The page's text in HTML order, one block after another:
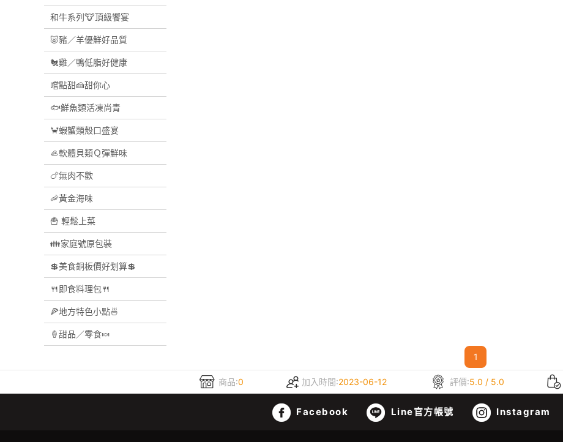
和牛系列🐮頂級饗宴
🐷豬／羊優鮮好品質
🐔雞／鴨低脂好健康
嚐點甜🍰甜你心
🐟鮮魚類活凍尚青
🦀蝦蟹類殼口盛宴
🦪軟體貝類Ｑ彈鮮味
🍗無肉不歡
🦐黃金海味
🍟 輕鬆上菜
👪家庭號原包裝
💲美食銅板價好划算💲
🍴即食料理包🍴
🍕地方特色小點🍜
🍦甜品／零食🍬
1
商品:0 加入時間:2023-06-12 評價:5.0 / 5.0
Facebook Line官方帳號 Instagram